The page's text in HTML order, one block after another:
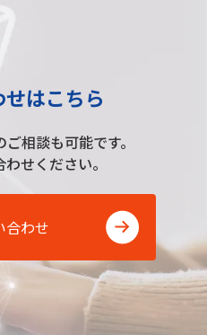
はこちら
相談も可能です。
せください。
合わせ